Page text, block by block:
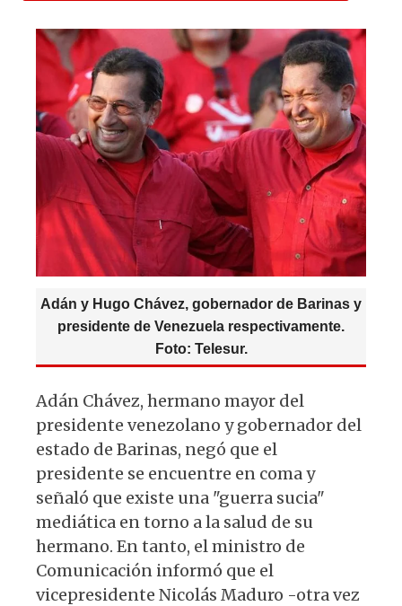
s
A
p
p
e
b
o
o
k
k
y
g
ra
m
Adán y Hugo Chávez, gobernador de Barinas y
presidente de Venezuela respectivamente.
Foto: Telesur.
Adán Chávez, hermano mayor del
presidente venezolano y gobernador del
estado de Barinas, negó que el
presidente se encuentre en coma y
señaló que existe una "guerra sucia"
mediática en torno a la salud de su
hermano. En tanto, el ministro de
Comunicación informó que el
vicepresidente Nicolás Maduro -otra vez